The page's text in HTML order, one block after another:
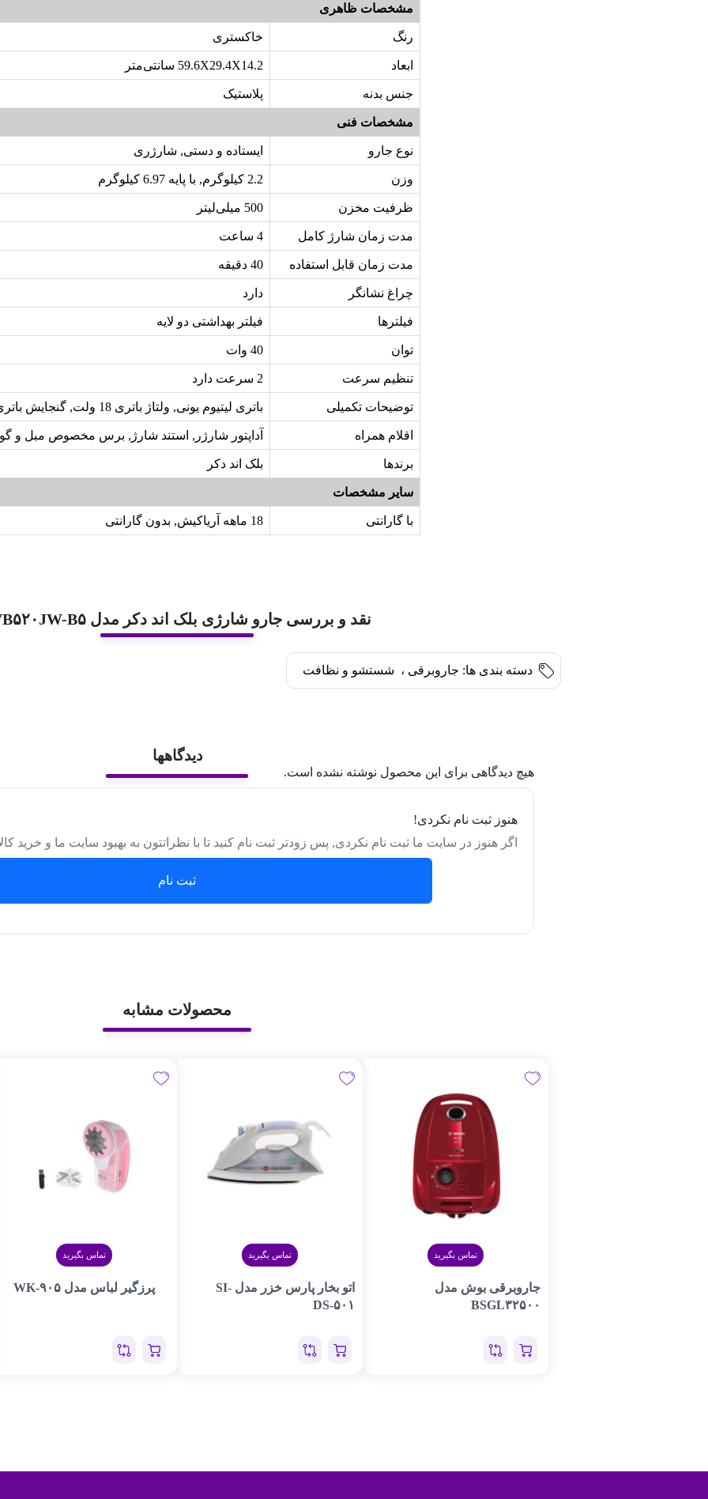
مشخصات ظاهری
رنگ خاکستری
ابعاد 59.6X29.4X14.2 سانتی‌متر
جنس بدنه پلاستیک
مشخصات فنی
نوع جارو ایستاده و دستی, شارژری
وزن 2.2 کیلوگرم, با پایه 6.97 کیلوگرم
ظرفیت مخزن 500 میلی‌لیتر
مدت زمان شارژ کامل 4 ساعت
مدت زمان قابل استفاده 40 دقیقه
چراغ نشانگر دارد
فیلترها فیلتر بهداشتی دو لایه
توان 40 وات
تنظیم سرعت 2 سرعت دارد
توضیحات تکمیلی باتری لیتیوم یونی, ولتاژ باتری 18 ولت, گنجایش باتری 2.0Ah
اقلام همراه آداپتور شارژر, استند شارژ, برس مخصوص مبل و
برندها بلک اند دکر
سایر مشخصات
با گارانتی 18 ماهه آریاکیش, بدون گارانتی
نقد و بررسی جارو شارژی بلک اند دکر مدل SVB۵۲۰JW-B۵
دسته بندی ها: جاروبرقی ، شستشو و نظافت
دیدگاهها
هیچ دیدگاهی برای این محصول نوشته نشده است.
هنوز ثبت نام نکردی!
اگر هنوز در سایت ما ثبت نام نکردی, پس زودتر ثبت نام کنید تا با نظراتتون به بهبود سایت ما و خرید
ثبت نام
محصولات مشابه
تماس بگیرید
جاروبرقی بوش مدل
BSGL۳۲۵۰۰
تماس بگیرید
اتو بخار پارس خزر مدل SI-
DS-۵۰۱
تماس بگیرید
پرزگیر لباس مدل WK-۹۰۵